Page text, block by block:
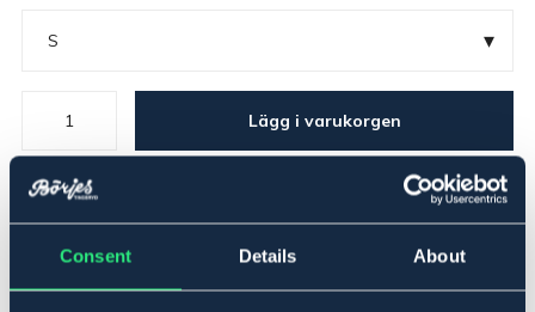
Consent Details About
S ▾
Lägg i varukorgen
I lager Se lager i butik